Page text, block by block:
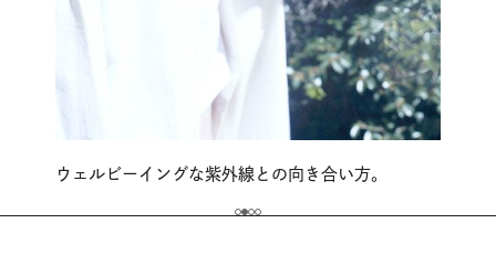
ウェルビーイングな紫外線との向き合い方。